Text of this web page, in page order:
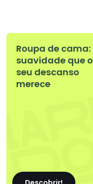
Roupa de cama:
suavidade que o
seu descanso
merece